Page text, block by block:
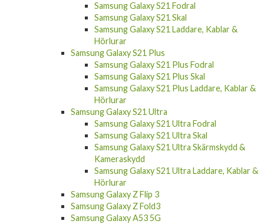
Samsung Galaxy S21 Skal
Samsung Galaxy S21 Laddare, Kablar &
Hörlurar
Samsung Galaxy S21 Plus
Samsung Galaxy S21 Plus Fodral
Samsung Galaxy S21 Plus Skal
Samsung Galaxy S21 Plus Laddare, Kablar &
Hörlurar
Samsung Galaxy S21 Ultra
Samsung Galaxy S21 Ultra Fodral
Samsung Galaxy S21 Ultra Skal
Samsung Galaxy S21 Ultra Skärmskydd &
Kameraskydd
Samsung Galaxy S21 Ultra Laddare, Kablar &
Hörlurar
Samsung Galaxy Z Flip 3
Samsung Galaxy Z Fold3
Samsung Galaxy A53 5G
Samsung Galaxy A53 5G Fodral